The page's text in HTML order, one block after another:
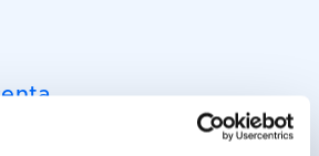
functioneaza sub Licenta de Turism nr.